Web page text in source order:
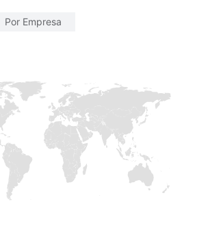
Por Empresa